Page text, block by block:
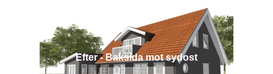
Efter - Baksida mot sydost